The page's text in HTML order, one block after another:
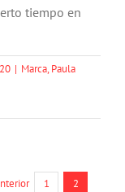
tiempo en
| Marca, Paula
1 2